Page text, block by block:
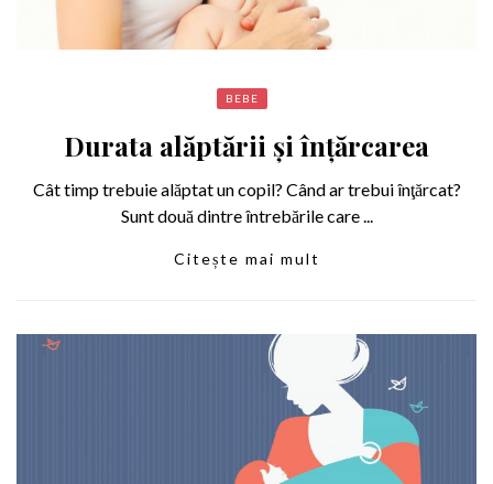
BEBE
Durata alăptării și înțărcarea
Cât timp trebuie alăptat un copil? Când ar trebui înţărcat?
Sunt două dintre întrebările care ...
Citește mai mult